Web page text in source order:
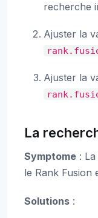
recherche
Ajuster la
Ajuster la
La
Symptome :
le Rank Fusion
Solutions :